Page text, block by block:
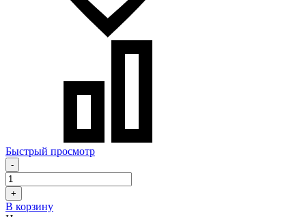
Быстрый просмотр
-
+
В корзину